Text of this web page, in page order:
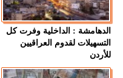
الدهامشة : الداخلية وفرت كل
التسهيلات لقدوم العراقيين
للأردن